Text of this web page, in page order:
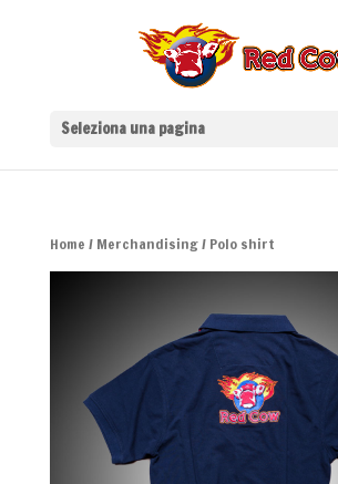
Seleziona una pagina
Home / Merchandising/ Polo shirt